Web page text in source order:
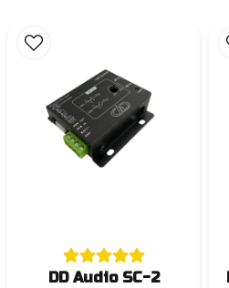
DD Audio SC-2